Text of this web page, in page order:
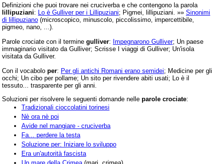
Definizioni che puoi trovare nei cruciverba e che contengono la parola
lillipuziani: Lo è Gulliver per i Lillipuziani; Pigmei, lillipuziani. »» Sinonimi
di lillipuziano (microscopico, minuscolo, piccolissimo, impercettibile,
pigmeo, nano, ...).
Parole crociate con il termine gulliver: Impegnarono Gulliver; Un paese
immaginario visitato da Gulliver; Scrisse I viaggi di Gulliver; Un'isola
visitata da Gulliver.
Con il vocabolo per: Per gli antichi Romani erano semidei; Medicine per gli
occhi; Un cibo per pollame; Un sito per rivendere abiti usati; Lo è il
tessuto... trasparente per gli anni.
Soluzioni per risolvere le seguenti domande nelle parole crociate:
Tradizionali cioccolatini torinesi
Nè ora nè poi
Avide nel mangiare - cruciverba
Fa... perdere la testa
Soluzione per: Iniziare lo sviluppo
Era un'autorità fascista
Un mare della Crimea (mari, crimea)